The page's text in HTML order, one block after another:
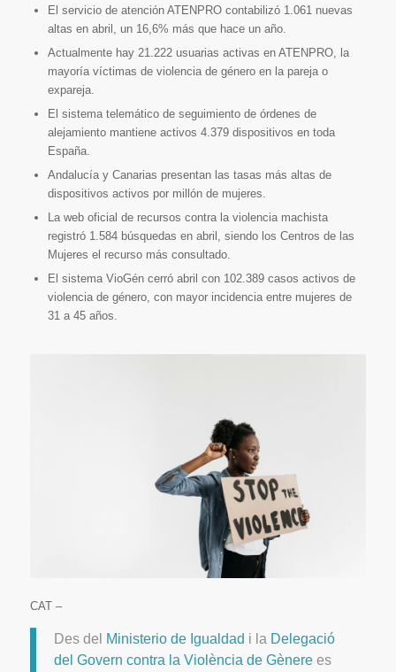
El servicio de atención ATENPRO contabilizó 1.061 nuevas
altas en abril, un 16,6% más que hace un año.
Actualmente hay 21.222 usuarias activas en ATENPRO, la
mayoría víctimas de violencia de género en la pareja o
expareja.
El sistema telemático de seguimiento de órdenes de
alejamiento mantiene activos 4.379 dispositivos en toda
España.
Andalucía y Canarias presentan las tasas más altas de
dispositivos activos por millón de mujeres.
La web oficial de recursos contra la violencia machista
registró 1.584 búsquedas en abril, siendo los Centros de las
Mujeres el recurso más consultado.
El sistema VioGén cerró abril con 102.389 casos activos de
violencia de género, con mayor incidencia entre mujeres de
31 a 45 años.
CAT –
Des del Ministerio de Igualdad i la Delegació
del Govern contra la Violència de Gènerees